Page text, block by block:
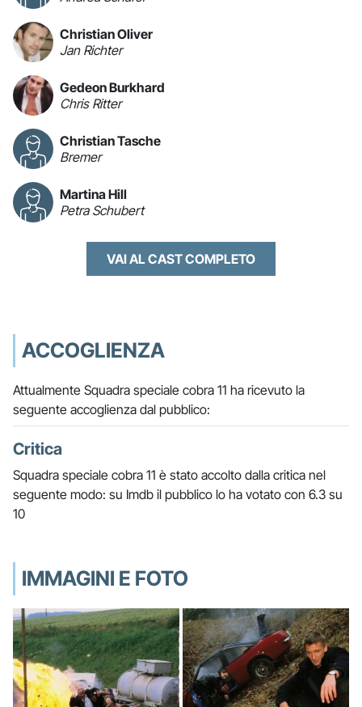
Christian Oliver
Jan Richter
Gedeon Burkhard
Chris Ritter
Christian Tasche
Bremer
Martina Hill
Petra Schubert
VAI AL CAST COMPLETO
ACCOGLIENZA
Attualmente Squadra speciale cobra 11 ha ricevuto la
seguente accoglienza dal pubblico:
Critica
Squadra speciale cobra 11 è stato accolto dalla critica nel
seguente modo: su Imdb il pubblico lo ha votato con 6.3 su
10
IMMAGINI E FOTO